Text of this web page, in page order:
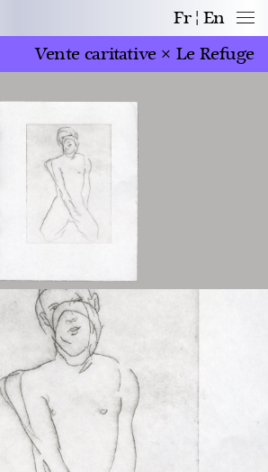
Fr
En
Vente caritative × Le Refuge